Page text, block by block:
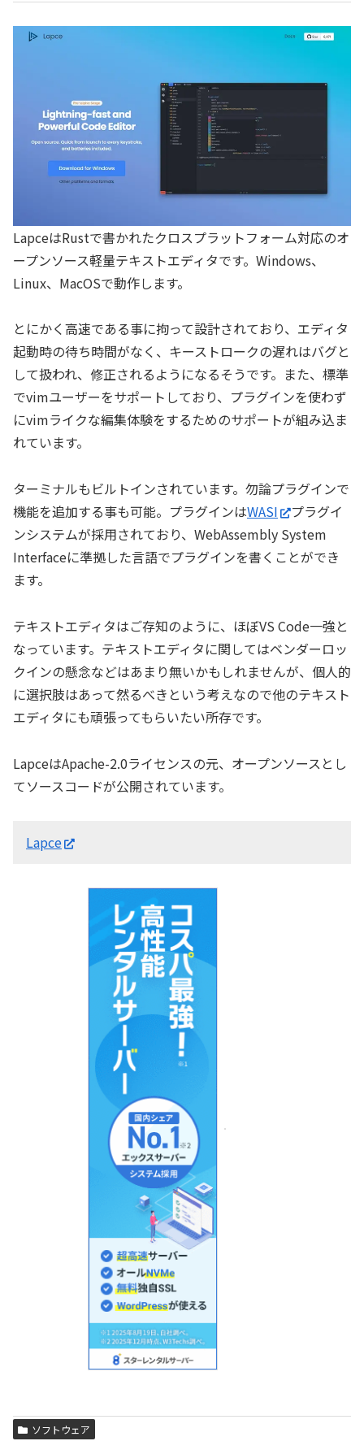
LapceはRustで書かれたクロスプラットフォーム対応のオ
ープンソース軽量テキストエディタです。Windows、
Linux、MacOSで動作します。
とにかく高速である事に拘って設計されており、エディタ
起動時の待ち時間がなく、キーストロークの遅れはバグと
して扱われ、修正されるようになるそうです。また、標準
でvimユーザーをサポートしており、プラグインを使わず
にvimライクな編集体験をするためのサポートが組み込ま
れています。
ターミナルもビルトインされています。勿論プラグインで
機能を追加する事も可能。プラグインはWASI
プラグイ
ンシステムが採用されており、WebAssembly System
Interfaceに準拠した言語でプラグインを書くことができ
ます。
テキストエディタはご存知のように、ほぼVS Code一強と
なっています。テキストエディタに関してはベンダーロッ
クインの懸念などはあまり無いかもしれませんが、個人的
に選択肢はあって然るべきという考えなので他のテキスト
エディタにも頑張ってもらいたい所存です。
LapceはApache-2.0ライセンスの元、オープンソースとし
てソースコードが公開されています。
Lapce
ソフトウェア